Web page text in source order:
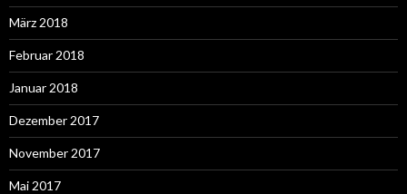
März 2018
Februar 2018
Januar 2018
Dezember 2017
November 2017
Mai 2017